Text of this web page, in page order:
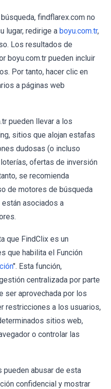
findflarex.com no
lugar, redirige a boyu.com.tr,
Los resultados de
boyu.com.tr pueden incluir
Por tanto, hacer clic en
a páginas web
pueden llevar a los
sitios que alojan estafas
dudosas (o incluso
ofertas de inversión
se recomienda
de motores de búsqueda
asociados a
que FindClix es un
que habilita el Función
". Esta función,
centralizada por parte
ser aprovechada por los
restricciones a los usuarios,
sitios web,
o controlar las
abusar de esta
confidencial y mostrar